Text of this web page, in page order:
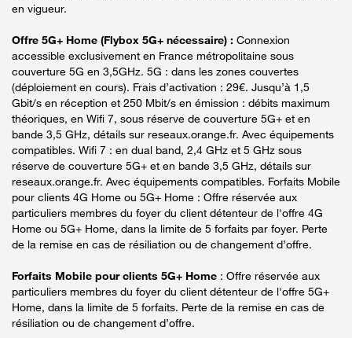
en vigueur.
Offre 5G+ Home (Flybox 5G+ nécessaire) : Connexion
accessible exclusivement en France métropolitaine sous
couverture 5G en 3,5GHz. 5G : dans les zones couvertes
(déploiement en cours). Frais d’activation : 29€. Jusqu’à 1,5
Gbit/s en réception et 250 Mbit/s en émission : débits maximum
théoriques, en Wifi 7, sous réserve de couverture 5G+ et en
bande 3,5 GHz, détails sur reseaux.orange.fr. Avec équipements
compatibles. Wifi 7 : en dual band, 2,4 GHz et 5 GHz sous
réserve de couverture 5G+ et en bande 3,5 GHz, détails sur
reseaux.orange.fr. Avec équipements compatibles. Forfaits Mobile
pour clients 4G Home ou 5G+ Home : Offre réservée aux
particuliers membres du foyer du client détenteur de l'offre 4G
Home ou 5G+ Home, dans la limite de 5 forfaits par foyer. Perte
de la remise en cas de résiliation ou de changement d’offre.
Forfaits Mobile pour clients 5G+ Home : Offre réservée aux
particuliers membres du foyer du client détenteur de l'offre 5G+
Home, dans la limite de 5 forfaits. Perte de la remise en cas de
résiliation ou de changement d’offre.